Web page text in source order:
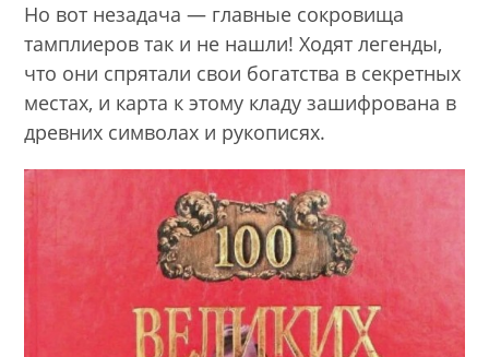
Но вот незадача — главные сокровища
тамплиеров так и не нашли! Ходят легенды,
что они спрятали свои богатства в секретных
местах, и карта к этому кладу зашифрована в
древних символах и рукописях.